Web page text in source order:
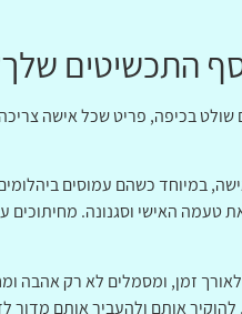
התכשיטים
בכיפה, פריט שכל אישה
במיוחד כשהם עמוסים
טעמה האישי וסגנונה. מחיתוכים
זמן, ומסמלים לא רק אהבה
אותם ולהעביר אותם מדור